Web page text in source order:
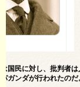
国民に対し、批判者
ガンダが行われたのだ